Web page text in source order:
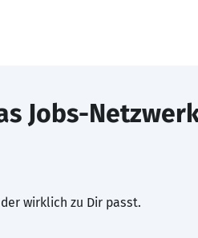
Jobs-
wirklich zu Dir passt.